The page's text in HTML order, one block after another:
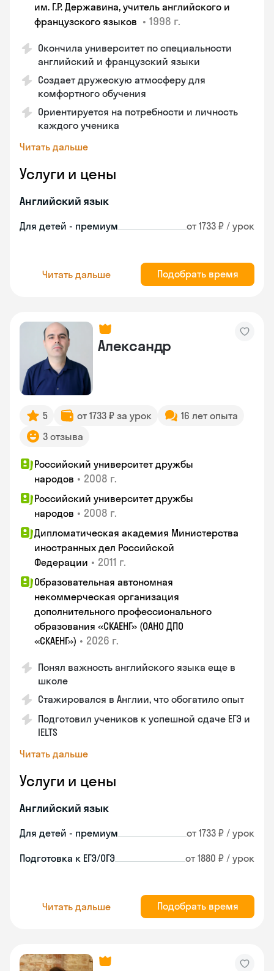
им. Г.Р. Державина, учитель английского и
французского языков • 1998 г.
Окончила университет по специальности
английский и французский языки
Создает дружескую атмосферу для
комфортного обучения
Ориентируется на потребности и личность
каждого ученика
Читать дальше
Услуги и цены
Английский язык
Для детей - премиум от 1733 ₽ / урок
Читать дальше Подобрать время
Александр
5 от 1733 ₽ за урок
16 лет опыта
3 отзыва
Российский университет дружбы
народов • 2008 г.
Российский университет дружбы
народов • 2008 г.
Дипломатическая академия Министерства
иностранных дел Российской
Федерации • 2011 г.
Образовательная автономная
некоммерческая организация
дополнительного профессионального
образования «СКАЕНГ» (ОАНО ДПО
«СКАЕНГ») • 2026 г.
Понял важность английского языка еще в
школе
Стажировался в Англии, что обогатило опыт
Подготовил учеников к успешной сдаче ЕГЭ и
IELTS
Читать дальше
Услуги и цены
Английский язык
Для детей - премиум от 1733 ₽ / урок
Подготовка к ЕГЭ/ОГЭ от 1880 ₽ / урок
Читать дальше Подобрать время